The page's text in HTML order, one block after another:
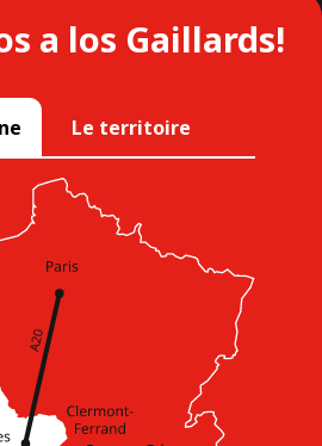
a los Gaillards!
Le territoire